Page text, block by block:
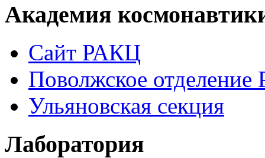
Академия
Сайт РАКЦ
Поволжское
Ульяновская секция
Лаборатория